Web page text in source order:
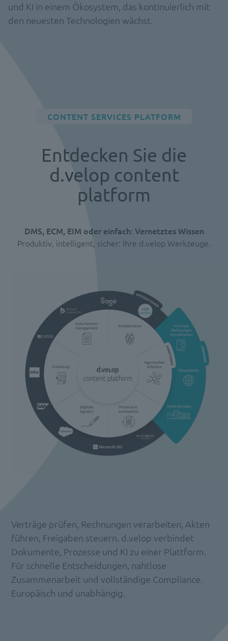
und KI in einem Ökosystem, das kontinuierlich mit
den neuesten Technologien wächst.
CONTENT SERVICES PLATFORM
Entdecken Sie die
d.velop content
platform
DMS, ECM, EIM oder einfach: Vernetztes Wissen
Produktiv, intelligent, sicher: Ihre d.velop Werkzeuge.
Verträge prüfen, Rechnungen verarbeiten, Akten
führen, Freigaben steuern. d.velop verbindet
Dokumente, Prozesse und KI zu einer Plattform.
Für schnelle Entscheidungen, nahtlose
Zusammenarbeit und vollständige Compliance.
Europäisch und unabhängig.